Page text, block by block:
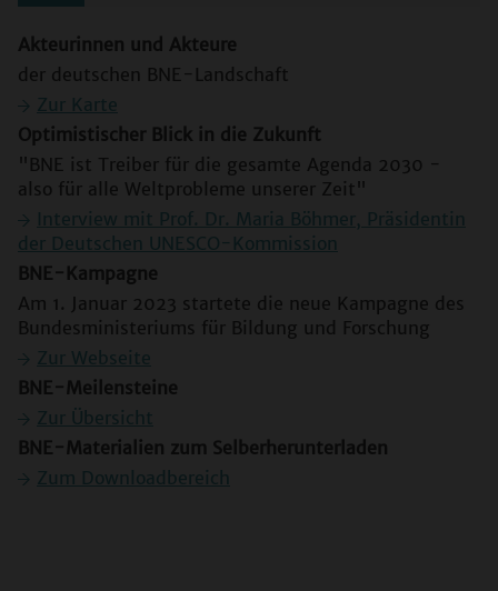
Akteurinnen und Akteure
der deutschen BNE-Landschaft
Zur Karte
Optimistischer Blick in die Zukunft
"BNE ist Treiber für die gesamte Agenda 2030 -
also für alle Weltprobleme unserer Zeit"
Interview mit Prof. Dr. Maria Böhmer, Präsidentin
der Deutschen UNESCO-Kommission
BNE-Kampagne
Am 1. Januar 2023 startete die neue Kampagne des
Bundesministeriums für Bildung und Forschung
Zur Webseite
BNE-Meilensteine
Zur Übersicht
BNE-Materialien zum Selberherunterladen
Zum Downloadbereich